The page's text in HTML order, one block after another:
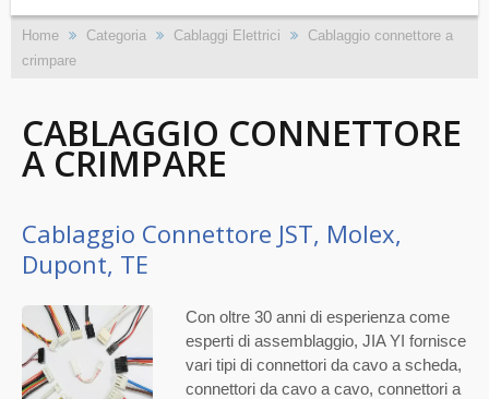
Home Categoria Cablaggi Elettrici
Cablaggio connettore a
crimpare
CABLAGGIO CONNETTORE
A CRIMPARE
Cablaggio Connettore JST, Molex,
Dupont, TE
Con oltre 30 anni di esperienza come
esperti di assemblaggio, JIA YI fornisce
vari tipi di connettori da cavo a scheda,
connettori da cavo a cavo, connettori a